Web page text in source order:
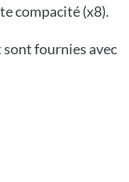
compacité (x8).
sont fournies avec